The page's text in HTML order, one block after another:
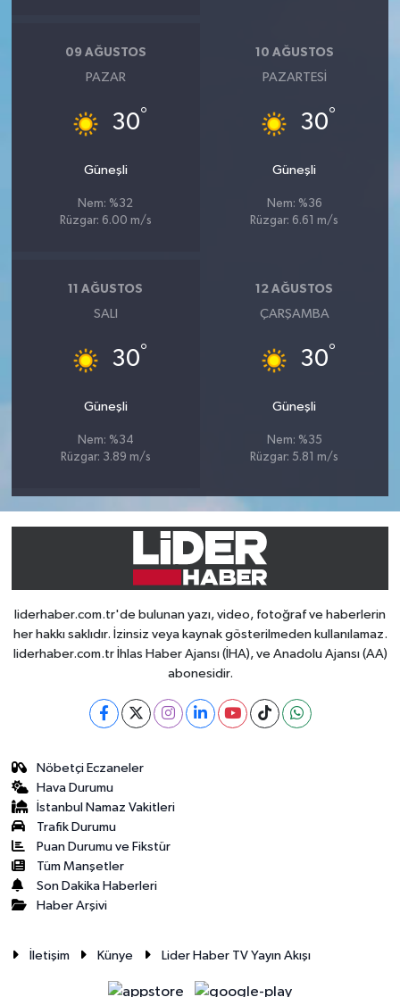
09 AĞUSTOS
PAZAR
30°
Güneşli
Nem: %32
Rüzgar: 6.00 m/s
10 AĞUSTOS
PAZARTESI
30°
Güneşli
Nem: %36
Rüzgar: 6.61 m/s
11 AĞUSTOS
SALI
30°
Güneşli
Nem: %34
Rüzgar: 3.89 m/s
12 AĞUSTOS
ÇARŞAMBA
30°
Güneşli
Nem: %35
Rüzgar: 5.81 m/s
liderhaber.com.tr'de bulunan yazı, video, fotoğraf ve haberlerin
her hakkı saklıdır. İzinsiz veya kaynak gösterilmeden kullanılamaz.
liderhaber.com.tr İhlas Haber Ajansı (İHA), ve Anadolu Ajansı (AA)
abonesidir.
Nöbetçi Eczaneler
Hava Durumu
İstanbul Namaz Vakitleri
Trafik Durumu
Puan Durumu ve Fikstür
Tüm Manşetler
Son Dakika Haberleri
Haber Arşivi
İletişim Künye Lider Haber TV Yayın Akışı